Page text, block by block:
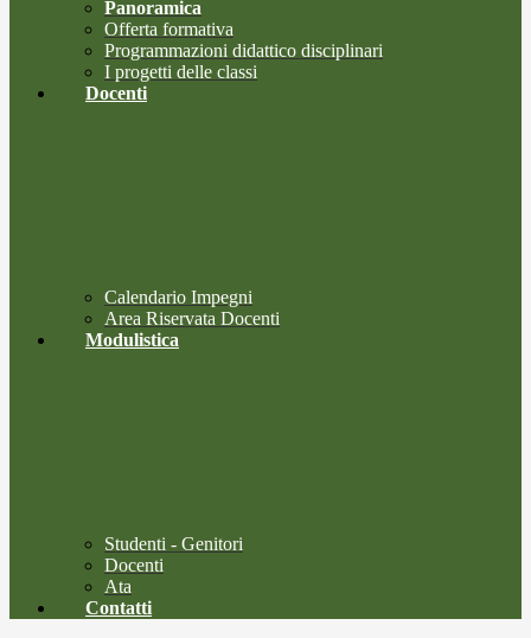
Panoramica
Offerta formativa
Programmazioni didattico disciplinari
I progetti delle classi
Docenti
Calendario Impegni
Area Riservata Docenti
Modulistica
Studenti - Genitori
Docenti
Ata
Contatti